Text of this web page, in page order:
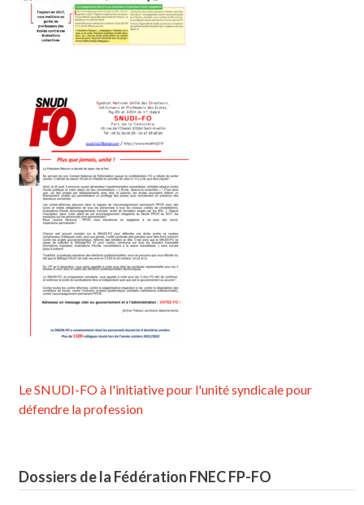
Le SNUDI-FO à l'initiative pour l'unité syndicale pour
défendre la profession
Dossiers de la Fédération FNEC FP-FO